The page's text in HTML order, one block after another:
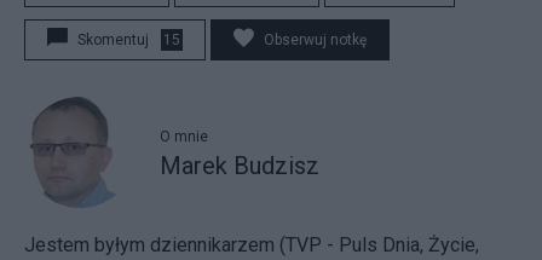
Skomentuj 15 Obserwuj notkę
O mnie
Marek Budzisz
Jestem byłym dziennikarzem (TVP - Puls Dnia, Życie,